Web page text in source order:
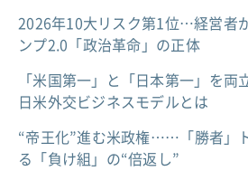
2026年10大リスク第1位…経営者
ンプ2.0「政治革命」の正体
「米国第一」と「日本第一」を両
日米外交ビジネスモデルとは
“帝王化”進む米政権……「勝者」
る「負け組」の“倍返し”